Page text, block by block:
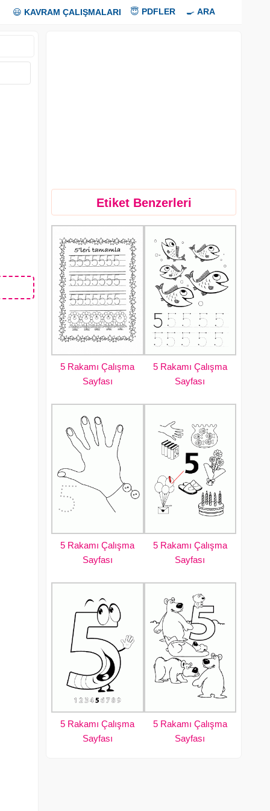
😃 KAVRAM ÇALIŞMALARI 😇 PDFLER 🍳 ARA
Etiket Benzerleri
5 Rakamı Çalışma
Sayfası
5 Rakamı Çalışma
Sayfası
5 Rakamı Çalışma
Sayfası
5 Rakamı Çalışma
Sayfası
5 Rakamı Çalışma
Sayfası
5 Rakamı Çalışma
Sayfası